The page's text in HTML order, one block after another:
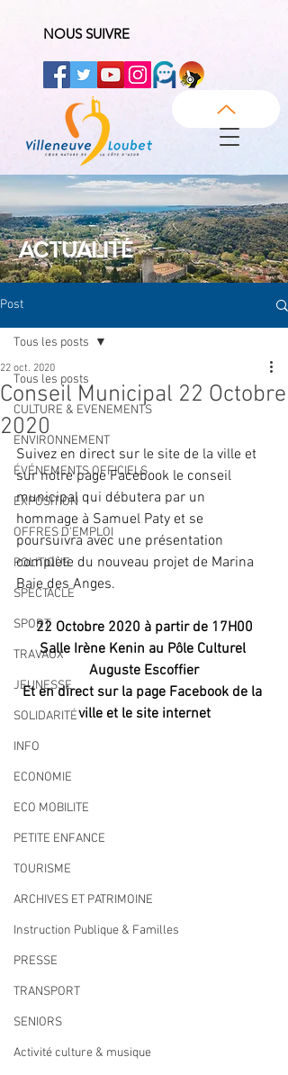
NOUS SUIVRE
ACTUALITÉ
Post
Tous les posts
CULTURE & EVENEMENTS
ENVIRONNEMENT
ÉVÉNEMENTS OFFICIELS
EXPOSITION
OFFRES D'EMPLOI
POLITIQUE
SPECTACLE
SPORT
TRAVAUX
JEUNESSE
SOLIDARITÉ
INFO
ECONOMIE
ECO MOBILITE
PETITE ENFANCE
TOURISME
ARCHIVES ET PATRIMOINE
Instruction Publique & Familles
PRESSE
TRANSPORT
SENIORS
Activité culture & musique
Tous les posts
Conseil Municipal 22 Octobre
2020
22 oct. 2020
Suivez en direct sur le site de la ville et
sur notre page Facebook le conseil
municipal qui débutera par un
hommage à Samuel Paty et se
poursuivra avec une présentation
complète du nouveau projet de Marina
Baie des Anges.
22 Octobre 2020 à partir de 17H00
Salle Irène Kenin au Pôle Culturel
Auguste Escoffier
Et en direct sur la page Facebook de la
ville et le site internet